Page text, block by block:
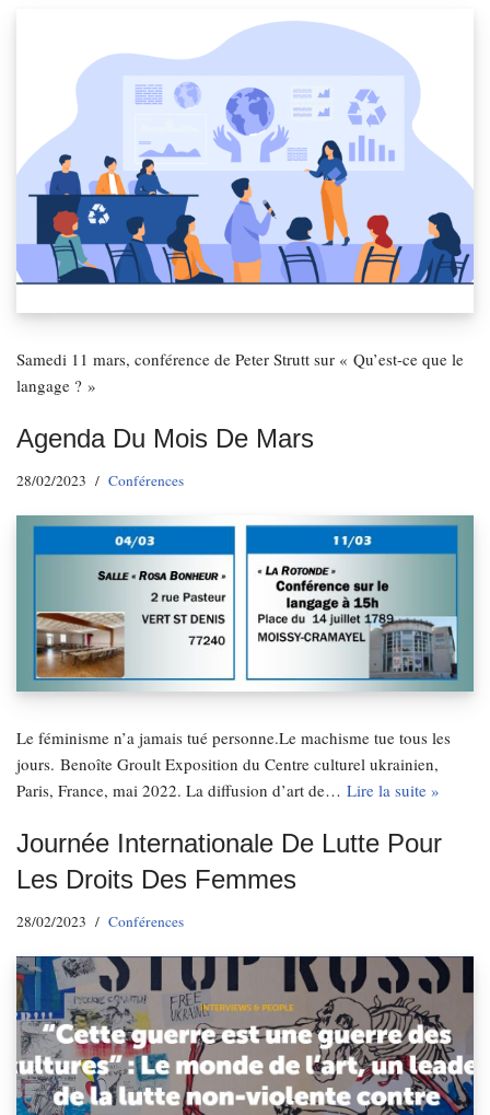
Samedi 11 mars, conférence de Peter Strutt sur « Qu’est-ce que le
langage ? »
Agenda Du Mois De Mars
28/02/2023 Conférences
Le féminisme n’a jamais tué personne.Le machisme tue tous les
jours. Benoîte Groult Exposition du Centre culturel ukrainien,
Paris, France, mai 2022. La diffusion d’art de… Lire la suite »
Journée Internationale De Lutte Pour
Les Droits Des Femmes
28/02/2023 Conférences